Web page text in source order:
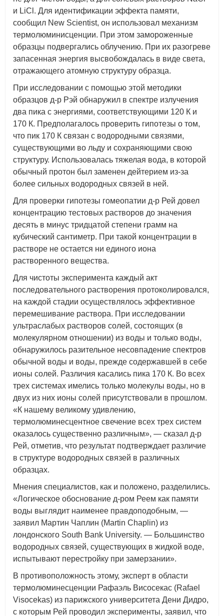
и LiCl. Для идентификации эффекта памяти,
сообщил New Scientist, он использовал механизм
термолюминисценции. При этом замороженные
образцы подвергались облучению. При их разогреве
запасенная энергия высвобождалась в виде света,
отражающего атомную структуру образца.
При исследовании с помощью этой методики
образцов д-р Рэй обнаружил в спектре излучения
два пика с энергиями, соответствующими 120 К и
170 К. Предполагалось проверить гипотезы о том,
что пик 170 К связан с водородными связями,
существующими во льду и сохраняющими свою
структуру. Использовалась тяжелая вода, в которой
обычный протон был заменен дейтерием из-за
более сильных водородных связей в ней.
Для проверки гипотезы гомеопатии д-р Рей довел
концентрацию тестовых растворов до значения
десять в минус тридцатой степени грамм на
кубический сантиметр. При такой концентрации в
растворе не остается ни единого иона
растворенного вещества.
Для чистоты эксперимента каждый акт
последовательного растворения протоколировался,
на каждой стадии осуществлялось эффективное
перемешивание раствора. При исследовании
ультраслабых растворов солей, состоящих (в
молекулярном отношении) из воды и только воды,
обнаружилось разительное несовпадение спектров
обычной воды и воды, прежде содержавшей в себе
ионы солей. Различия касались пика 170 К. Во всех
трех системах имелись только молекулы воды, но в
двух из них ионы солей присутствовали в прошлом.
«К нашему великому удивлению,
термолюминесцентное свечение всех трех систем
оказалось существенно различным», — сказал д-р
Рей, отметив, что результат подтверждает различие
в структуре водородных связей в различных
образцах.
Мнения специалистов, как и положено, разделились.
«Логическое обоснование д-ром Реем как памяти
воды выглядит наименее правдоподобным, —
заявил Мартин Чаплин (Martin Chaplin) из
лондонского South Bank University. — Большинство
водородных связей, существующих в жидкой воде,
испытывают перестройку при замерзании».
В противоположность этому, эксперт в области
термолюминесценции Рафаэль Висосекас (Rafael
Visocekas) из парижского университета Дени Дидро,
с которым Рей проводил эксперименты, заявил, что